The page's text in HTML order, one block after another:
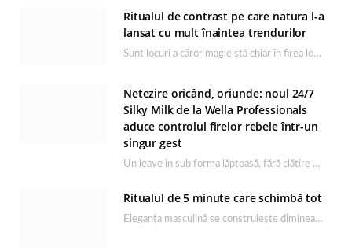
Ritualul de contrast pe care natura l-a
lansat cu mult înaintea trendurilor
Sunt locuri a căror magie stă chiar în firea lor naturală, iar Lacul Ursu din…
Netezire oricând, oriunde: noul 24/7
Silky Milk de la Wella Professionals
aduce controlul firelor rebele într-un
singur gest
Un leave in sub forma lăptoasă, fără clătire care completează rutina Ultimate Smooth și transformă…
Ritualul de 5 minute care schimbă tot
Eleganța masculină se construiește dimineața, în câteva minute și cu produsele potrivite. O rutină de…